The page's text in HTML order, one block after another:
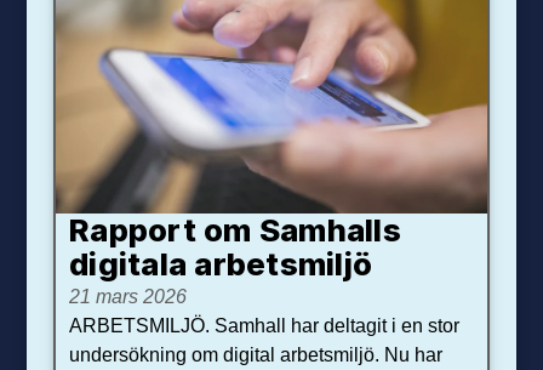
Rapport om Samhalls
digitala arbetsmiljö
21 mars 2026
ARBETSMILJÖ. Samhall har deltagit i en stor
undersökning om digital arbetsmiljö. Nu har